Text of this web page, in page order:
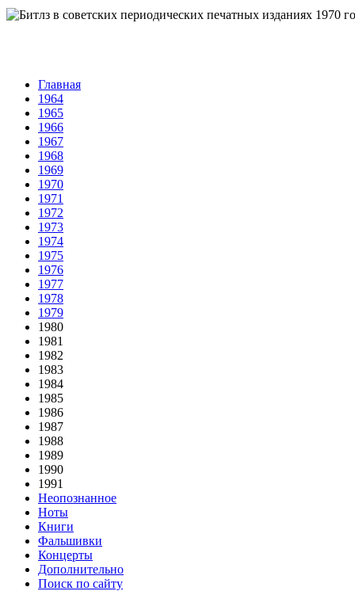
Главная
1964
1965
1966
1967
1968
1969
1970
1971
1972
1973
1974
1975
1976
1977
1978
1979
1980
1981
1982
1983
1984
1985
1986
1987
1988
1989
1990
1991
Неопознанное
Ноты
Книги
Фальшивки
Концерты
Дополнительно
Поиск по сайту